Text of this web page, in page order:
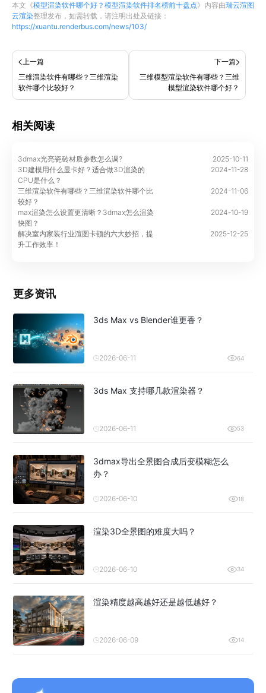
本文《模型渲染软件哪个好？模型渲染软件排名榜前十盘点》内容由瑞云渲图
云渲染整理发布，如需转载，请注明出处及链接：
https://xuantu.renderbus.com/news/103/
上一篇
三维渲染软件有哪些？三维渲染
软件哪个比较好？
下一篇
三维模型渲染软件有哪些？三维
模型渲染软件哪个好？
相关阅读
3dmax光亮瓷砖材质参数怎么调?
2025-10-11
3D建模用什么显卡好？适合做3D渲染的
CPU是什么？
2024-11-28
三维渲染软件有哪些？三维渲染软件哪个比
较好？
2024-11-06
max渲染怎么设置更清晰？3dmax怎么渲染
快图？
2024-10-19
解决室内家装行业渲图卡顿的六大妙招，提
升工作效率！
2025-12-25
更多资讯
3ds Max vs Blender谁更香？
2026-06-11 64
3ds Max 支持哪几款渲染器？
2026-06-11 53
3dmax导出全景图合成后变模糊怎么
办？
2026-06-10 18
渲染3D全景图的难度大吗？
2026-06-10 34
渲染精度越高越好还是越低越好？
2026-06-09 14